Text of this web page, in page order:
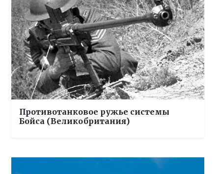
Противотанковое ружье системы
Бойса (Великобритания)